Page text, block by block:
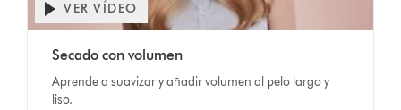
VER VÍDEO
Secado con volumen
Aprende a suavizar y añadir volumen al pelo largo y
liso.